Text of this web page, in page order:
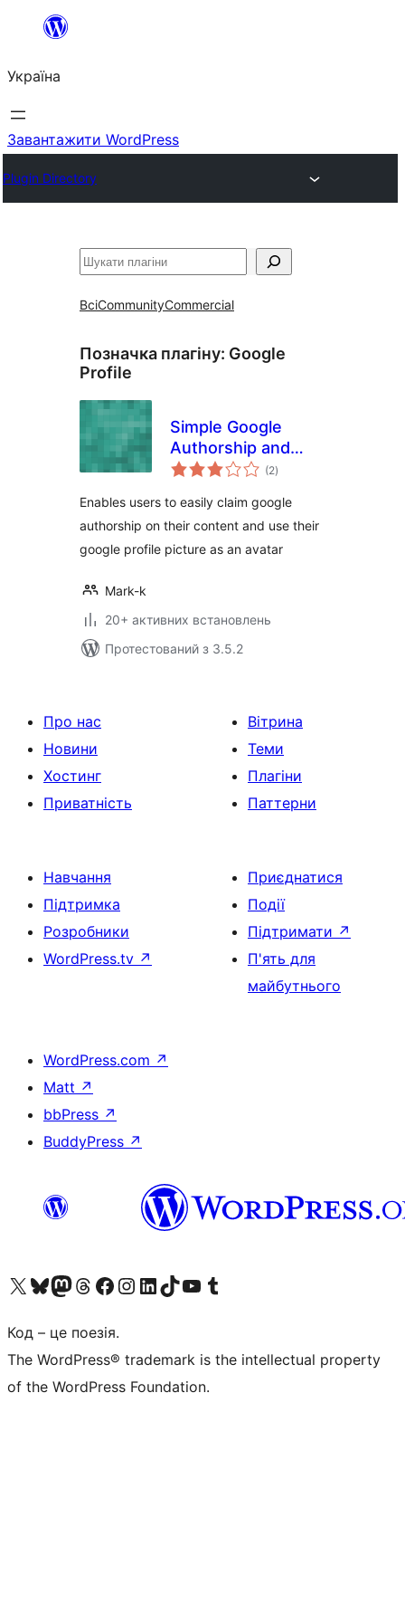
Перейти
вмісту
Україна
Завантажити WordPress
Plugin Directory
Пошук
ВсіCommunityCommercial
Позначка плагіну: Google
Profile
Simple Google
Authorship and
Avatar
(2загальний
рейтинг
)
Enables users to easily claim google
authorship on their content and use their
google profile picture as an avatar
Mark-k
20+ активних встановлень
Протестований з 3.5.2
Про нас
Новини
Хостинг
Приватність
Вітрина
Теми
Плагіни
Паттерни
Навчання
Підтримка
Розробники
WordPress.tv ↗
Приєднатися
Події
Підтримати ↗
П'ять для
майбутнього
WordPress.com ↗
Matt ↗
bbPress ↗
BuddyPress ↗
Visit our X (formerly Twitter) account
Visit our Bluesky account
Завітайте до нашої стрічки в Mastodon
Visit our Threads account
Завітайте на нашу сторінку в Facebook
Visit our Instagram account
Visit our LinkedIn account
Visit our TikTok account
Visit our YouTube channel
Visit our Tumblr account
Код – це поезія.
The WordPress® trademark is the intellectual property
of the WordPress Foundation.